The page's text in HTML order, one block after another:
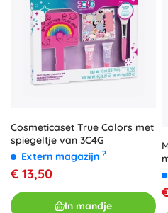
Cosmeticaset True Colors met
spiegeltje van 3C4G
Extern magazijn ?
€ 13,50
In mandje